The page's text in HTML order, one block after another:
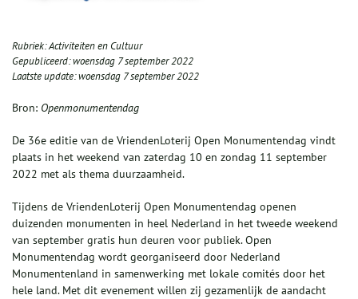
Rubriek:Activiteiten en Cultuur
Gepubliceerd:woensdag 7 september 2022
Laatste update:woensdag 7 september 2022
Bron: Openmonumentendag
De 36e editie van de VriendenLoterij Open Monumentendag vindt
plaats in het weekend van zaterdag 10 en zondag 11 september
2022 met als thema duurzaamheid.
Tijdens de VriendenLoterij Open Monumentendag openen
duizenden monumenten in heel Nederland in het tweede weekend
van september gratis hun deuren voor publiek. Open
Monumentendag wordt georganiseerd door Nederland
Monumentenland in samenwerking met lokale comités door het
hele land. Met dit evenement willen zij gezamenlijk de aandacht